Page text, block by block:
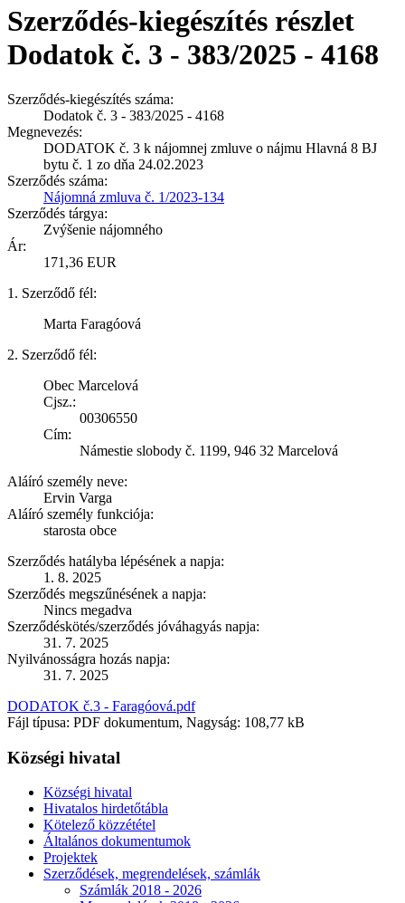
Szerződés-kiegészítés részlet
Dodatok č. 3 - 383/2025 - 4168
Szerződés-kiegészítés száma:
Dodatok č. 3 - 383/2025 - 4168
Megnevezés:
DODATOK č. 3 k nájomnej zmluve o nájmu Hlavná 8 BJ
bytu č. 1 zo dňa 24.02.2023
Szerződés száma:
Nájomná zmluva č. 1/2023-134
Szerződés tárgya:
Zvýšenie nájomného
Ár:
171,36 EUR
1. Szerződő fél:
Marta Faragóová
2. Szerződő fél:
Obec Marcelová
Cjsz.:
00306550
Cím:
Námestie slobody č. 1199, 946 32 Marcelová
Aláíró személy neve:
Ervin Varga
Aláíró személy funkciója:
starosta obce
Szerződés hatályba lépésének a napja:
1. 8. 2025
Szerződés megszűnésének a napja:
Nincs megadva
Szerződéskötés/szerződés jóváhagyás napja:
31. 7. 2025
Nyilvánosságra hozás napja:
31. 7. 2025
DODATOK č.3 - Faragóová.pdf
Fájl típusa: PDF dokumentum, Nagyság: 108,77 kB
Községi hivatal
Községi hivatal
Hivatalos hirdetőtábla
Kötelező közzététel
Általános dokumentumok
Projektek
Szerződések, megrendelések, számlák
Számlák 2018 - 2026